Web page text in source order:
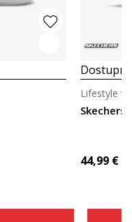
Skechers
Lifestyle
44,99 €